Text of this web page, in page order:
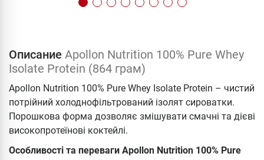
Описание Apollon Nutrition 100% Pure Whey
Isolate Protein (864 грам)
Apollon Nutrition 100% Pure Whey Isolate Protein – чистий
потрійний холоднофільтрований ізолят сироватки.
Порошкова форма дозволяє змішувати смачні та дієві
високопротеїнові коктейлі.
Особливості та переваги Apollon Nutrition 100% Pure